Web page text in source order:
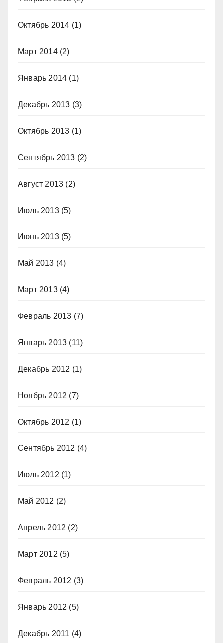
Октябрь 2014 (1)
Март 2014(2)
Январь 2014 (1)
Декабрь 2013 (3)
Октябрь 2013 (1)
Сентябрь 2013 (2)
Август 2013 (2)
Июль 2013(5)
Июнь 2013(5)
Май 2013 (4)
Март 2013(4)
Февраль 2013 (7)
Январь 2013 (11)
Декабрь 2012 (1)
Ноябрь 2012 (7)
Октябрь 2012 (1)
Сентябрь 2012 (4)
Июль 2012 (1)
Май 2012 (2)
Апрель 2012 (2)
Март 2012 (5)
Февраль 2012 (3)
Январь 2012 (5)
Декабрь 2011 (4)